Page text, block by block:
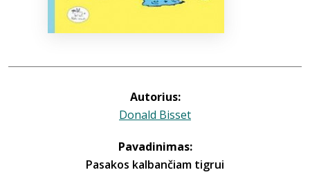
Autorius:
Donald Bisset
Pavadinimas:
Pasakos kalbančiam tigrui